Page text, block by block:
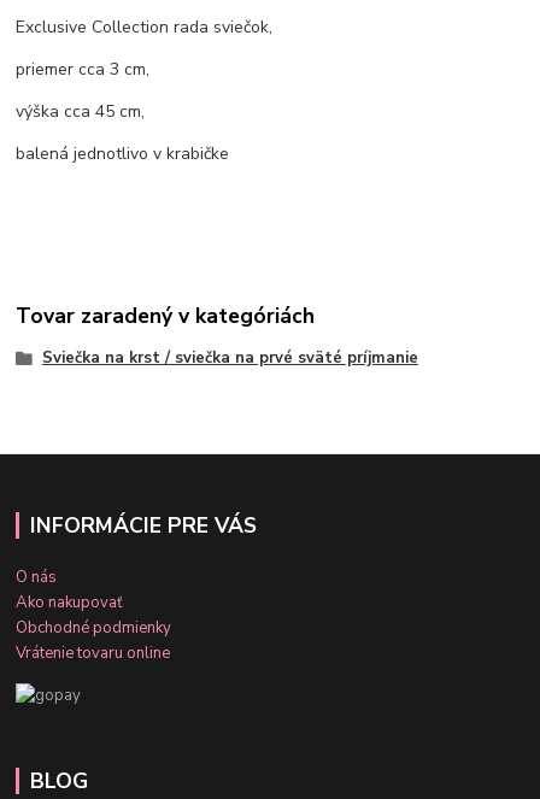
Exclusive Collection rada sviečok,
priemer cca 3 cm,
výška cca 45 cm,
balená jednotlivo v krabičke
Tovar zaradený v kategóriách
Sviečka na krst / sviečka na prvé sväté príjmanie
INFORMÁCIE PRE VÁS
O nás
Ako nakupovať
Obchodné podmienky
Vrátenie tovaru online
BLOG